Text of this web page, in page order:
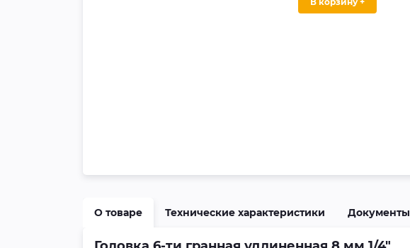
О товаре Технические характеристики Документы